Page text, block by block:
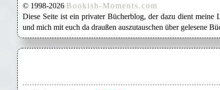
© 1998-2026 Bookish-Moments.com
Diese Seite ist ein privater Bücherblog, der dazu dient meine
und mich mit euch da draußen auszutauschen über gelesene